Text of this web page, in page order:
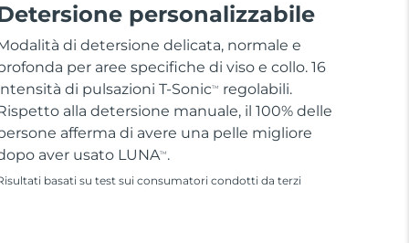
personalizzabile
di detersione delicata, normale e
per aree specifiche di viso e collo. 16
di pulsazioni T-SonicTM
regolabili.
alla detersione manuale, il 100% delle
afferma di avere una pelle migliore
aver usato LUNATM .
basati su test sui consumatori condotti da terzi